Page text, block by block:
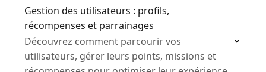
Gestion des utilisateurs : profils,
récompenses et parrainages
Découvrez comment parcourir vos
utilisateurs, gérer leurs points, missions et